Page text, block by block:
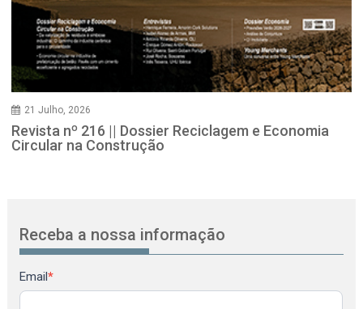
21 Julho, 2026
Revista nº 216 || Dossier Reciclagem e Economia
Circular na Construção
Receba a nossa informação
Newsletter
Email*